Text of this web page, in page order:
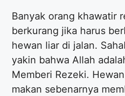
Banyak orang khawatir
berkurang jika harus
hewan liar di jalan.
yakin bahwa Allah
Memberi Rezeki.
makan sebenarnya